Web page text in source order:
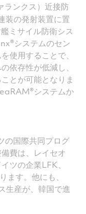
ランクス）近接防
の発射装置に置
ミサイル防衛シス
システムのセン
使用することで、
依存性が低減し、
とが可能となりま
システムか
の国際共同プログ
費は、レイセオ
ツの企業LFK、
す。他にも、
生産が、韓国で進